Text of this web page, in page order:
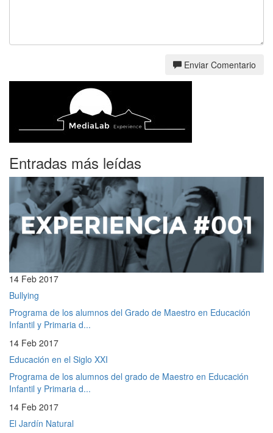
Enviar Comentario
Entradas más leídas
14 Feb 2017
Bullying
Programa de los alumnos del Grado de Maestro en Educación
Infantil y Primaria d...
14 Feb 2017
Educación en el Siglo XXI
Programa de los alumnos del grado de Maestro en Educación
Infantil y Primaria d...
14 Feb 2017
El Jardín Natural